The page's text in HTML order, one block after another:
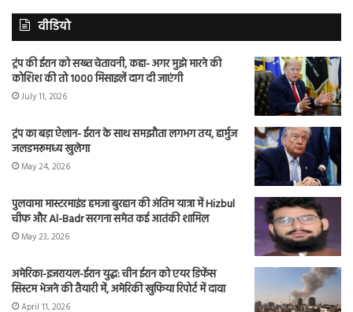
वीडियो
ट्रंप की ईरान को सख्त चेतावनी, कहा- अगर मुझे मारने की
कोशिश की तो 1000 मिसाइलें दाग दी जाएंगी
July 11, 2026
ट्रंप का बड़ा ऐलान- ईरान के साथ समझौता लगभग तय, हार्मुज
जलडमरूमध्य खुलेगा
May 24, 2026
पुलवामा मास्टरमाइंड हमजा बुरहान की अंतिम यात्रा में Hizbul
चीफ और Al-Badr सरगना समेत कई आतंकी शामिल
May 23, 2026
अमेरिका-इजरायल-ईरान युद्ध: चीन ईरान को एयर डिफेंस
सिस्टम भेजने की तैयारी में, अमेरिकी खुफिया रिपोर्ट में दावा
April 11, 2026